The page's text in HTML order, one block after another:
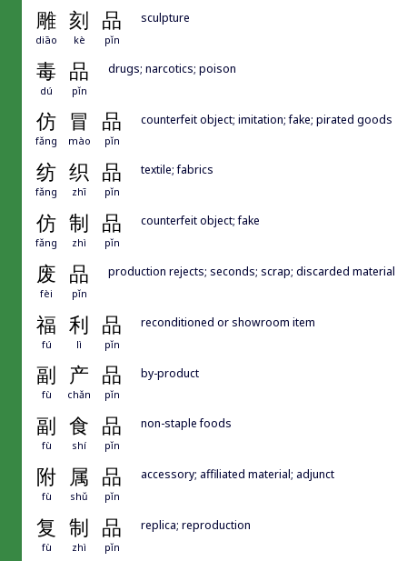
雕 刻 品
diāo kè pǐn
sculpture
毒 品
dú pǐn
drugs; narcotics; poison
仿 冒 品
fǎng mào pǐn
counterfeit object; imitation; fake; pirated goods
纺 织 品
fǎng zhī pǐn
textile; fabrics
仿 制 品
fǎng zhì pǐn
counterfeit object; fake
废 品
fèi pǐn
production rejects; seconds; scrap; discarded material
福 利 品
fú lì pǐn
reconditioned or showroom item
副 产 品
fù chǎn pǐn
by-product
副 食 品
fù shí pǐn
non-staple foods
附 属 品
fù shǔ pǐn
accessory; affiliated material; adjunct
复 制 品
fù zhì pǐn
replica; reproduction